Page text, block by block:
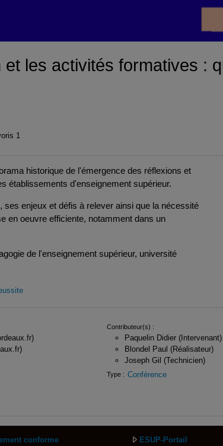
les activités formatives :
1
historique de l'émergence des réflexions et
établissements d'enseignement supérieur.
enjeux et défis à relever ainsi que la nécessité
en oeuvre efficiente, notamment dans un
de l'enseignement supérieur, université
Contributeur(s) :
Paquelin Didier (Intervenant)
Blondel Paul (Réalisateur)
Joseph Gil (Technicien)
Type : Conférence
conforme ESUP-Portail